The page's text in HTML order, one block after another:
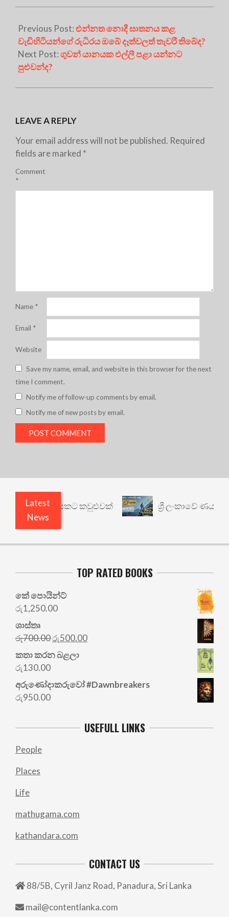
Previous Post:එන්නත නොදී ඝාතනය කළ
වැඩිහිටියන්ගේ රුධිරය ඔබේ දෑත්වලත් තැවරී තිබේද?
Next Post:ගුවන් යානයක එල්ලී පළා යන්නට
පුළුවන්ද?
LEAVE A REPLY
Your email address will not be published. Required
fields are marked *
Comment
*
Name *
Email *
Website
Save my name, email, and website in this browser for the next
time I comment.
Notify me of follow-up comments by email.
Notify me of new posts by email.
Latest
News
යථාර්ථයකට කවුළුවක් ශ්‍රී ලංකාවේ ණය
TOP RATED BOOKS
කේ පොයින්ට්
රු1,250.00
ශාස්තෘ
රු700.00Original
price
was:
රු500.00Current
කතා කරන බළලා
රු130.00
අරු‍ණෝදාකරුවෝ #Dawnbreakers
රු950.00
USEFULL LINKS
People
Places
Life
mathugama.com
kathandara.com
CONTACT US
88/5B, Cyril Janz Road, Panadura, Sri Lanka
mail@contentlanka.com